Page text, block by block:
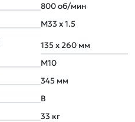
800 об/мин
М33 x 1.5
135 x 260 мм
М10
345 мм
B
33 кг